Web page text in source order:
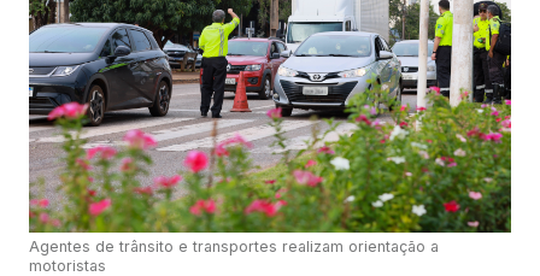
Agentes de trânsito e transportes realizam orientação a
motoristas